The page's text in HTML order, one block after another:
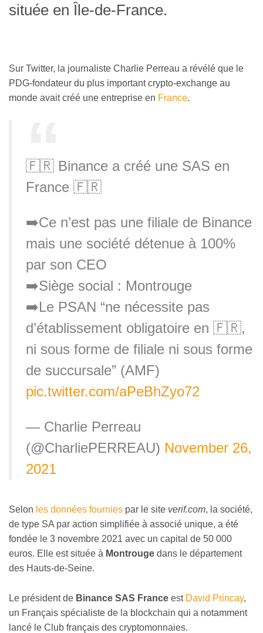
située en Île-de-France.
Sur Twitter, la journaliste Charlie Perreau a révélé que le
PDG-fondateur du plus important crypto-exchange au
monde avait créé une entreprise en France.
🇫🇷 Binance a créé une SAS en
France 🇫🇷
➡️Ce n’est pas une filiale de Binance
mais une société détenue à 100%
par son CEO
➡️Siège social : Montrouge
➡️Le PSAN “ne nécessite pas
d’établissement obligatoire en 🇫🇷,
ni sous forme de filiale ni sous forme
de succursale” (AMF)
pic.twitter.com/aPeBhZyo72
— Charlie Perreau
(@CharliePERREAU) November 26,
2021
Selon les données fournies par le site verif.com, la société,
de type SA par action simplifiée à associé unique, a été
fondée le 3 novembre 2021 avec un capital de 50 000
euros. Elle est située à Montrouge dans le département
des Hauts-de-Seine.
Le président de Binance SAS France est David Princay,
un Français spécialiste de la blockchain qui a notamment
lancé le Club français des cryptomonnaies.